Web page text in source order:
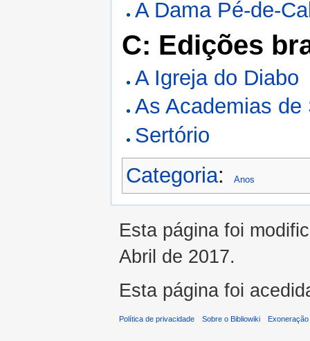
A Dama Pé-de-
C: Edições
A Igreja do Diabo
As Academias de
Sertório
Categoria: Anos
Esta página foi
Abril de 2017.
Esta página foi
Política de privacidade Sobre o Bibliowiki